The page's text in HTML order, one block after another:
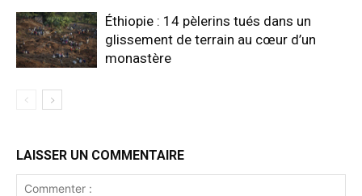
Éthiopie : 14 pèlerins tués dans un
glissement de terrain au cœur d’un
monastère
LAISSER UN COMMENTAIRE